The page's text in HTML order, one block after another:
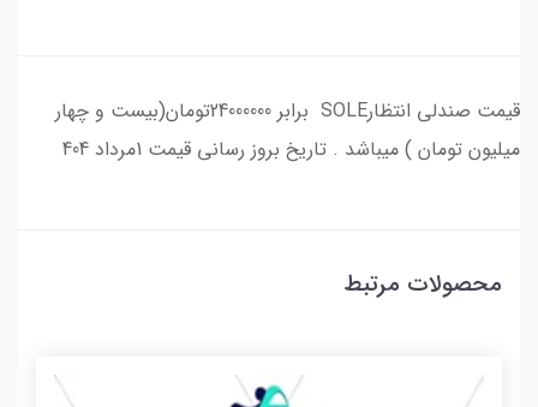
قیمت صندلی انتظارSOLE برابر 24000000تومان(بیست و چهار
میلیون تومان ) میباشد . تاریخ بروز رسانی قیمت 1مرداد 404
محصولات مرتبط